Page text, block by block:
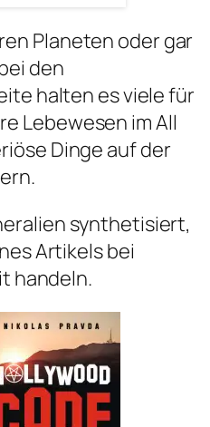
Planeten oder gar
den
halten es viele für
Lebewesen im All
Dinge auf der
synthetisiert,
Artikels bei
handeln.